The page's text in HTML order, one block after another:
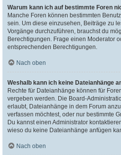
Warum kann ich auf bestimmte Foren
Manche Foren können bestimmten
sein. Um diese einzusehen, Beiträge zu
Vorgänge durchzuführen, brauchst du
Berechtigungen. Frage einen Moderator
entsprechenden Berechtigungen.
Nach oben
Weshalb kann ich keine Dateianhänge
Rechte für Dateianhänge können für
vergeben werden. Die Board-
erlaubt, Dateianhänge in dem Forum
verfassen möchtest, oder nur bestimmte
Du kannst einen Administrator
wieso du keine Dateianhänge anfügen
Nach oben